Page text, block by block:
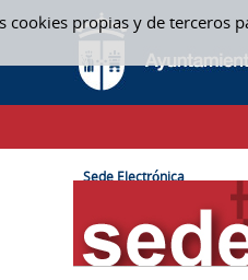
cookies propias y de terceros
SEDE ELECTRÓNICA
CAMINO DE MIGAS
Sede Electrónica